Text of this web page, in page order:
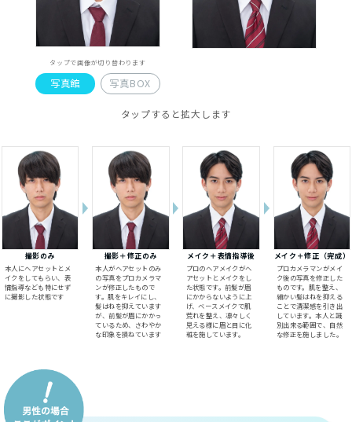
タップで画像が切り替わります
写真館 写真BOX
タップすると拡大します
撮影のみ
本人にヘアセットとメ
イクをしてもらい、表
情指導なども特にせず
に撮影した状態です
撮影＋修正のみ
本人がヘアセットのみ
の写真をプロカメラマ
ンが修正したもので
す。肌をキレイにし、
髪はねを抑えています
が、前髪が眉にかかっ
ているため、さわやか
な印象を損ねています
メイク＋表情指導後
プロのヘアメイクがヘ
アセットとメイクをし
た状態です。前髪が眉
にかからないように上
げ、ベースメイクで肌
荒れを整え、凛々しく
見える様に眉と目に化
粧を施しています。
メイク＋修正（完成）
プロカメラマンがメイ
ク後の写真を修正した
ものです。肌を整え、
細かい髪はねを抑える
ことで清潔感を引き出
しています。本人と識
別出来る範囲で、自然
な修正を施しました。